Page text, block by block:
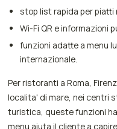
stop list rapida per piatti
Wi-Fi QR e informazioni
funzioni adatte a menu
internazionale.
Per ristoranti a Roma,
localita' di mare, nei centri
turistica, queste funzioni
menu aiuta il cliente a